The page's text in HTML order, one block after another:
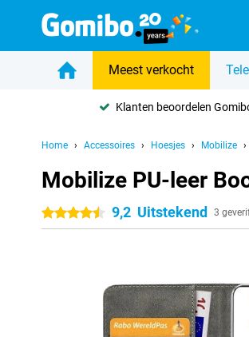
Meest verkocht
Klanten beoordelen
Home Accessoires Hoesjes Mobilize
Mobilize PU-leer
4.5 sterren
9,2 Uitstekend 3